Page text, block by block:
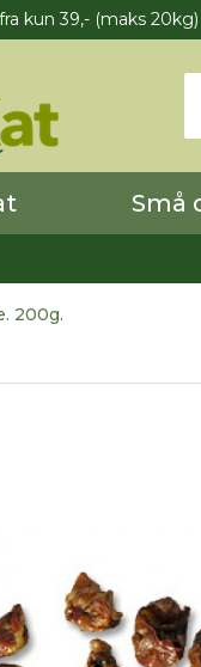
kun 39,- (maks 20kg)
Små
200g.